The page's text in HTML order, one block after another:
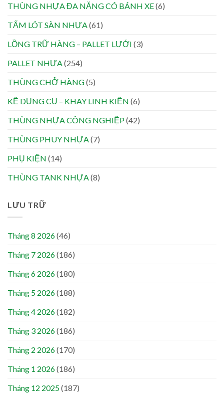
THÙNG NHỰA ĐA NĂNG CÓ BÁNH XE(6)
TẤM LÓT SÀN NHỰA(61)
LỒNG TRỮ HÀNG – PALLET LƯỚI (3)
PALLET NHỰA(254)
THÙNG CHỞ HÀNG(5)
KỆ DỤNG CỤ – KHAY LINH KIỆN (6)
THÙNG NHỰA CÔNG NGHIỆP(42)
THÙNG PHUY NHỰA(7)
PHỤ KIỆN (14)
THÙNG TANK NHỰA(8)
LƯU TRỮ
Tháng 8 2026(46)
Tháng 7 2026(186)
Tháng 6 2026(180)
Tháng 5 2026(188)
Tháng 4 2026(182)
Tháng 3 2026(186)
Tháng 2 2026(170)
Tháng 1 2026(186)
Tháng 12 2025(187)